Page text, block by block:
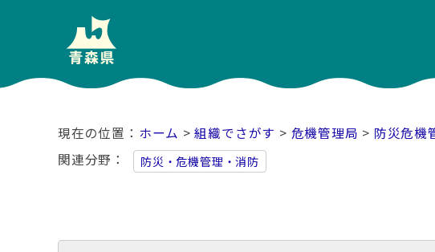
ホーム >組織でさがす > 危機管理局 > 防災危機
関連分野
防災・危機管理・消防